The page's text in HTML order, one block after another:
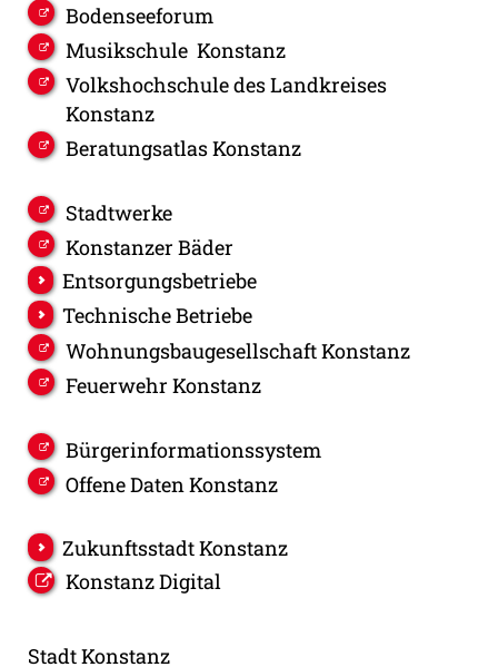
Bodenseeforum
Musikschule Konstanz
Volkshochschule des Landkreises
Konstanz
Beratungsatlas Konstanz
Stadtwerke
Konstanzer Bäder
Entsorgungsbetriebe
Technische Betriebe
Wohnungsbaugesellschaft Konstanz
Feuerwehr Konstanz
Bürgerinformationssystem
Offene Daten Konstanz
Zukunftsstadt Konstanz
Konstanz Digital
Stadt Konstanz